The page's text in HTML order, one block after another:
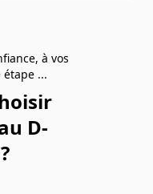
à vos
...
D-